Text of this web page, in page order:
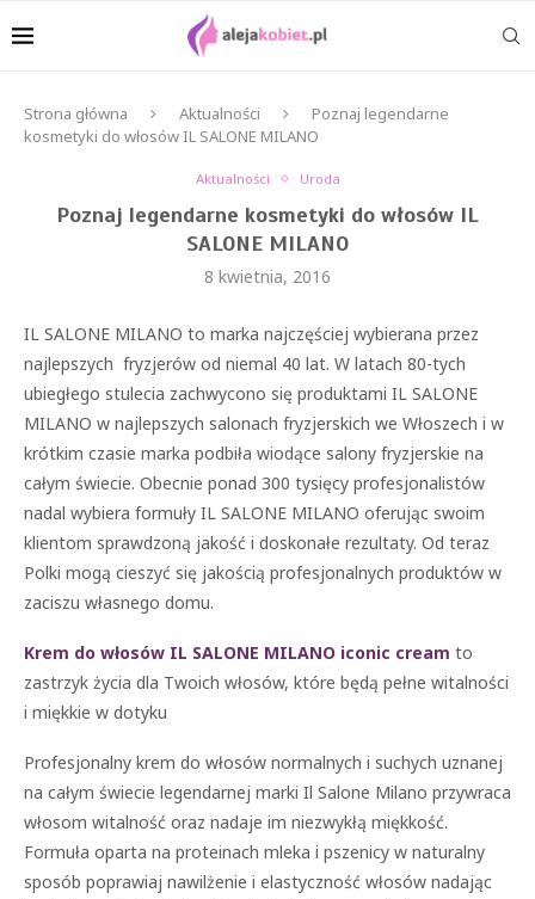
Strona główna Aktualności
Poznaj legendarne
kosmetyki do włosów IL SALONE MILANO
Aktualności Uroda
Poznaj legendarne kosmetyki do włosów IL
SALONE MILANO
8 kwietnia, 2016
IL SALONE MILANO to marka najczęściej wybierana przez
najlepszych fryzjerów od niemal 40 lat. W latach 80-tych
ubiegłego stulecia zachwycono się produktami IL SALONE
MILANO w najlepszych salonach fryzjerskich we Włoszech i w
krótkim czasie marka podbiła wiodące salony fryzjerskie na
całym świecie. Obecnie ponad 300 tysięcy profesjonalistów
nadal wybiera formuły IL SALONE MILANO oferując swoim
klientom sprawdzoną jakość i doskonałe rezultaty. Od teraz
Polki mogą cieszyć się jakością profesjonalnych produktów w
zaciszu własnego domu.
Krem do włosów IL SALONE MILANO iconic cream to
zastrzyk życia dla Twoich włosów, które będą pełne witalności
i miękkie w dotyku
Profesjonalny krem do włosów normalnych i suchych uznanej
na całym świecie legendarnej marki Il Salone Milano przywraca
włosom witalność oraz nadaje im niezwykłą miękkość.
Formuła oparta na proteinach mleka i pszenicy w naturalny
sposób poprawiaj nawilżenie i elastyczność włosów nadając